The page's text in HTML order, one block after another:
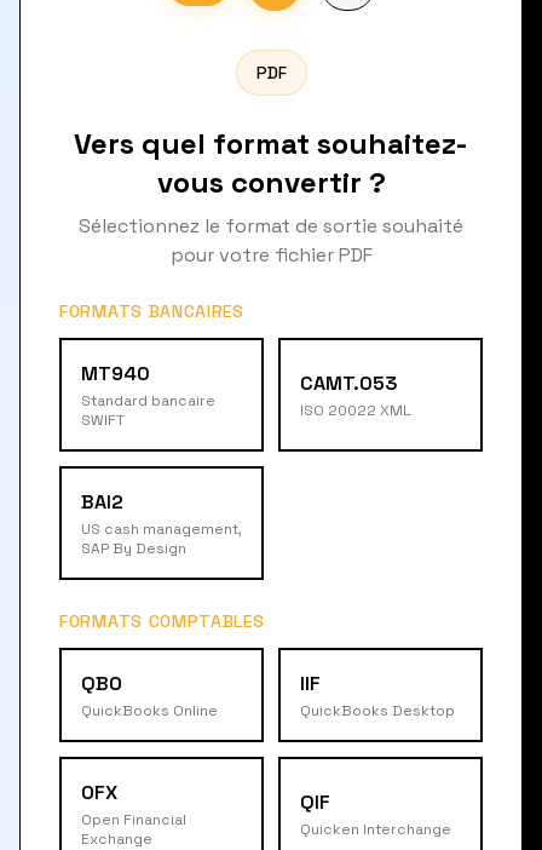
PDF
Vers quel format souhaitez-
vous convertir ?
Sélectionnez le format de sortie souhaité
pour votre fichier PDF
FORMATS BANCAIRES
MT940
Standard bancaire
SWIFT
CAMT.053
ISO 20022 XML
BAI2
US cash management,
SAP By Design
FORMATS COMPTABLES
QBO
QuickBooks Online
IIF
QuickBooks Desktop
OFX
Open Financial
Exchange
QIF
Quicken Interchange